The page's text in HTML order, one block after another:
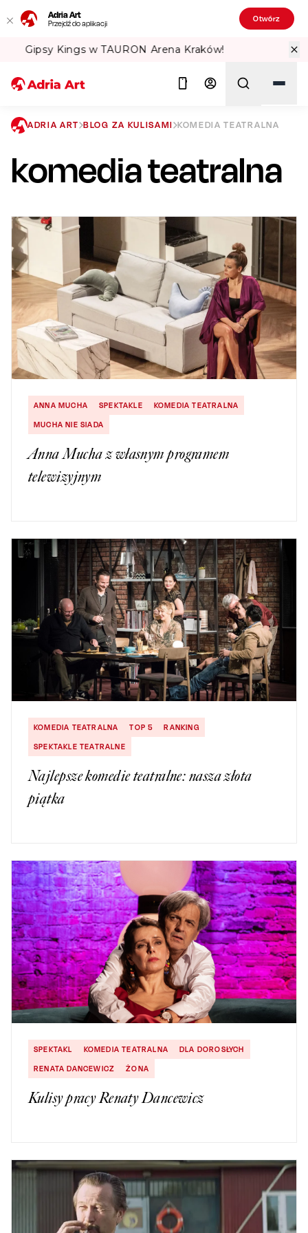
Adria Art
Przejdź do aplikacji Otwórz
Sprawdź Teatralne Lato w PKiN!
Szukaj
ADRIA ART BLOG ZA KULISAMI KOMEDIA TEATRALNA
komedia teatralna
ANNA MUCHA SPEKTAKLE
KOMEDIA TEATRALNA
MUCHA NIE SIADA
Anna Mucha z własnym programem
telewizyjnym
KOMEDIA TEATRALNA TOP 5
RANKING
SPEKTAKLE TEATRALNE
Najlepsze komedie teatralne: nasza złota
piątka
SPEKTAKL KOMEDIA TEATRALNA
DLA DOROSŁYCH
RENATA DANCEWICZ
ŻONA
Kulisy pracy Renaty Dancewicz